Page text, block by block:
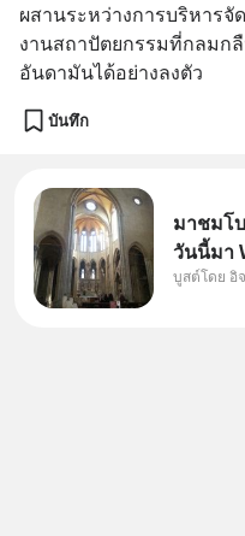
ผสานระหว่างการบริหาร
งานสถาปัตยกรรมที่กลมก
อันดามันได้อย่างลงตัว
บันทึก
มาชมโ
วันนี้มา
กิจกรร
บูสต์โดย อิ